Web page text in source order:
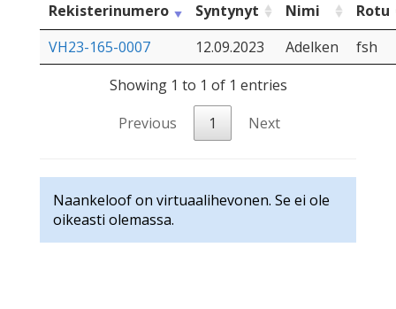
Rekisterinumero
Syntynyt Nimi
Rotu
VH23-165-0007
12.09.2023 Adelken
fsh
Showing 1 to 1 of 1 entries
Previous
1 Next
Naankeloof on virtuaalihevonen. Se ei ole
oikeasti olemassa.